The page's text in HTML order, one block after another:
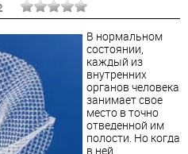
В нормальном
состоянии,
каждый из
внутренних
органов человека
занимает свое
место в точно
отведенной им
полости. Но когда
в ней